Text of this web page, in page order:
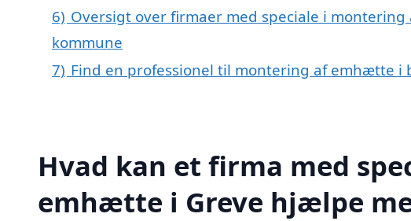
6) Oversigt over firmaer med speciale i
kommune
7) Find en professionel til montering af emhætte i
Hvad kan et firma med
emhætte i Greve hjælpe